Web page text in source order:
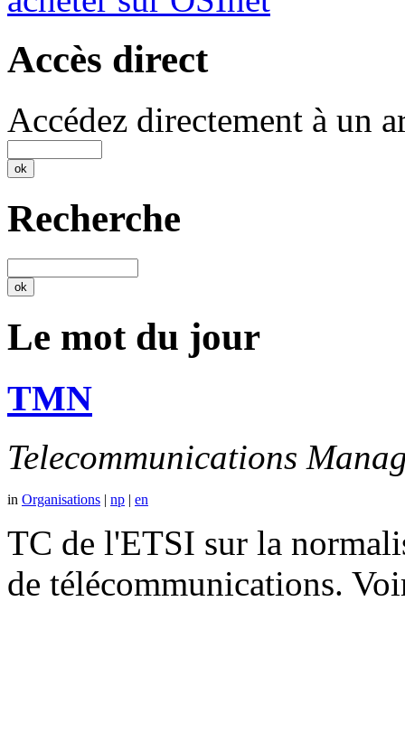
Accès direct
Accédez directement à un
Recherche
Le mot du jour
TMN
Telecommunications
in Organisations | np | en
TC de l'ETSI sur la
de télécommunications.